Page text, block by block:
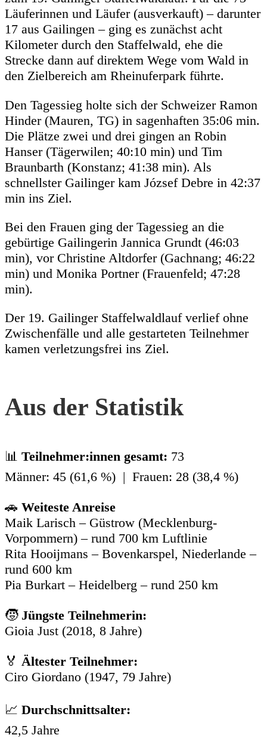
Läuferinnen und Läufer (ausverkauft) – darunter
17 aus Gailingen – ging es zunächst acht
Kilometer durch den Staffelwald, ehe die
Strecke dann auf direktem Wege vom Wald in
den Zielbereich am Rheinuferpark führte.
Den Tagessieg holte sich der Schweizer Ramon
Hinder (Mauren, TG) in sagenhaften 35:06 min.
Die Plätze zwei und drei gingen an Robin
Hanser (Tägerwilen; 40:10 min) und Tim
Braunbarth (Konstanz; 41:38 min). Als
schnellster Gailinger kam József Debre in 42:37
min ins Ziel.
Bei den Frauen ging der Tagessieg an die
gebürtige Gailingerin Jannica Grundt (46:03
min), vor Christine Altdorfer (Gachnang; 46:22
min) und Monika Portner (Frauenfeld; 47:28
min).
Der 19. Gailinger Staffelwaldlauf verlief ohne
Zwischenfälle und alle gestarteten Teilnehmer
kamen verletzungsfrei ins Ziel.
Aus der Statistik
📊 Teilnehmer:innen gesamt: 73
Männer: 45 (61,6 %) | Frauen: 28 (38,4 %)
🚗 Weiteste Anreise
Maik Larisch – Güstrow (Mecklenburg-
Vorpommern) – rund 700 km Luftlinie
Rita Hooijmans – Bovenkarspel, Niederlande –
rund 600 km
Pia Burkart – Heidelberg – rund 250 km
🧒 Jüngste Teilnehmerin:
Gioia Just (2018, 8 Jahre)
🏅 Ältester Teilnehmer:
Ciro Giordano (1947, 79 Jahre)
📈 Durchschnittsalter:
42,5 Jahre